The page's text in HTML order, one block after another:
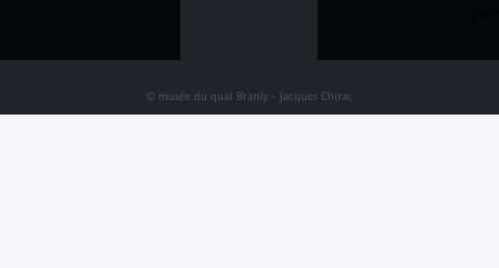
© musée du quai Branly - Jacques Chirac